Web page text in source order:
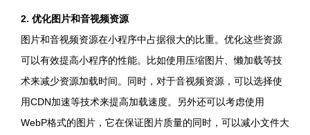
2. 优化图片和音视频资源
图片和音视频资源在小程序中占据很大的比重。优化这些资源
可以有效提高小程序的性能。比如使用压缩图片、懒加载等技
术来减少资源加载时间。同时，对于音视频资源，可以选择使
用CDN加速等技术来提高加载速度。另外还可以考虑使用
WebP格式的图片，它在保证图片质量的同时，可以减小文件大